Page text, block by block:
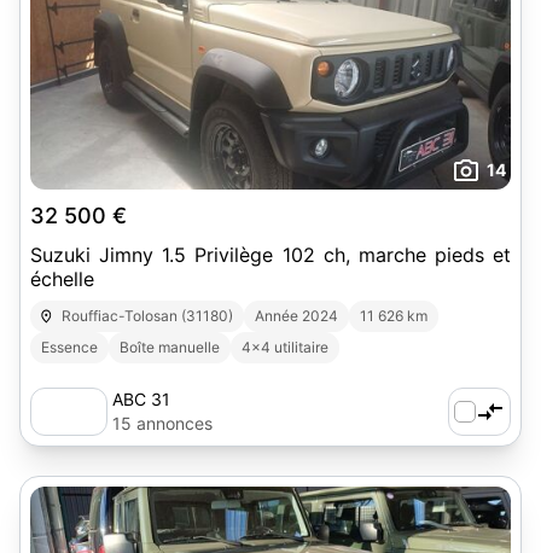
14
32 500 €
Suzuki Jimny 1.5 Privilège 102 ch, marche pieds et
échelle
Rouffiac-Tolosan (31180) Année 2024
11 626 km
Essence
Boîte manuelle 4x4 utilitaire
ABC 31
15 annonces